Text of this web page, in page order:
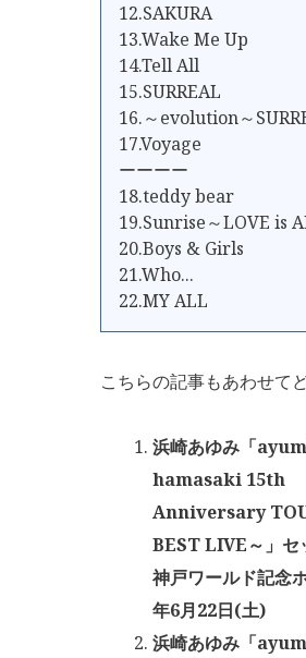
12.SAKURA
13.Wake Me Up
14.Tell All
15.SURREAL
16.～evolution～
17.Voyage
ーーーー
18.teddy bear
19.Sunrise～LOVE is
20.Boys & Girls
21.Who...
22.MY ALL
こちらの記事もあわせて
浜崎あゆみ「
hamasaki 15th
Anniversary
BEST LIVE～」セ
神戸ワールド記念
年6月22日(土)
浜崎あゆみ「